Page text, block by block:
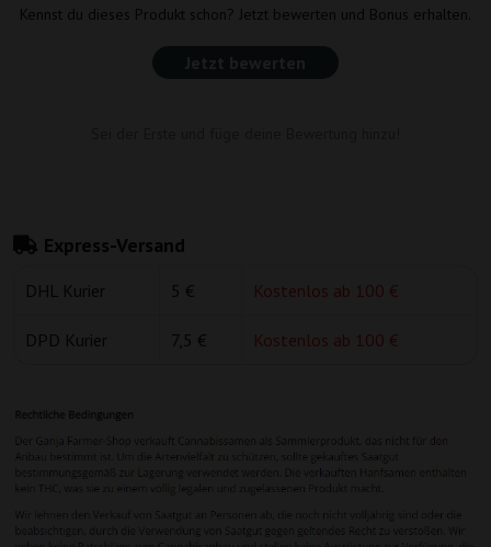
Kennst du dieses Produkt schon? Jetzt bewerten und Bonus erhalten.
Jetzt bewerten
Express-Versand
DHL Kurier 5 € Kostenlos ab 100 €
DPD Kurier 7,5 € Kostenlos ab 100 €